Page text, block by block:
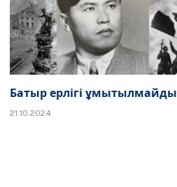
Батыр ерлігі ұмытылмайды
21.10.2024